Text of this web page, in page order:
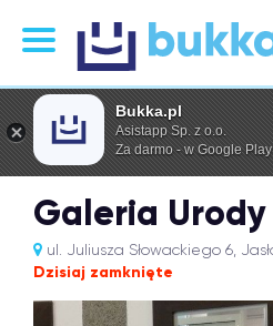
Galeria Urody
ul. Juliusza Słowackiego 6,
Dzisiaj zamknięte
Bukka.pl
Asistapp Sp. z o.o.
Za darmo - w Google Play